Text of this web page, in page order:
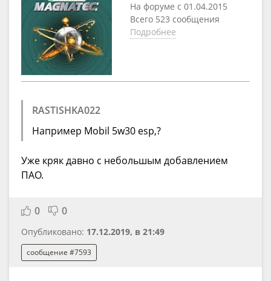
На форуме с 01.04.2015
Всего 523 сообщения
Подробнее
RASTISHKA022
Например Mobil 5w30 esp,?
Уже кряк давно с небольшым добавлением
ПАО.
0 0
Опубликовано: 17.12.2019, в 21:49
сообщение #7593